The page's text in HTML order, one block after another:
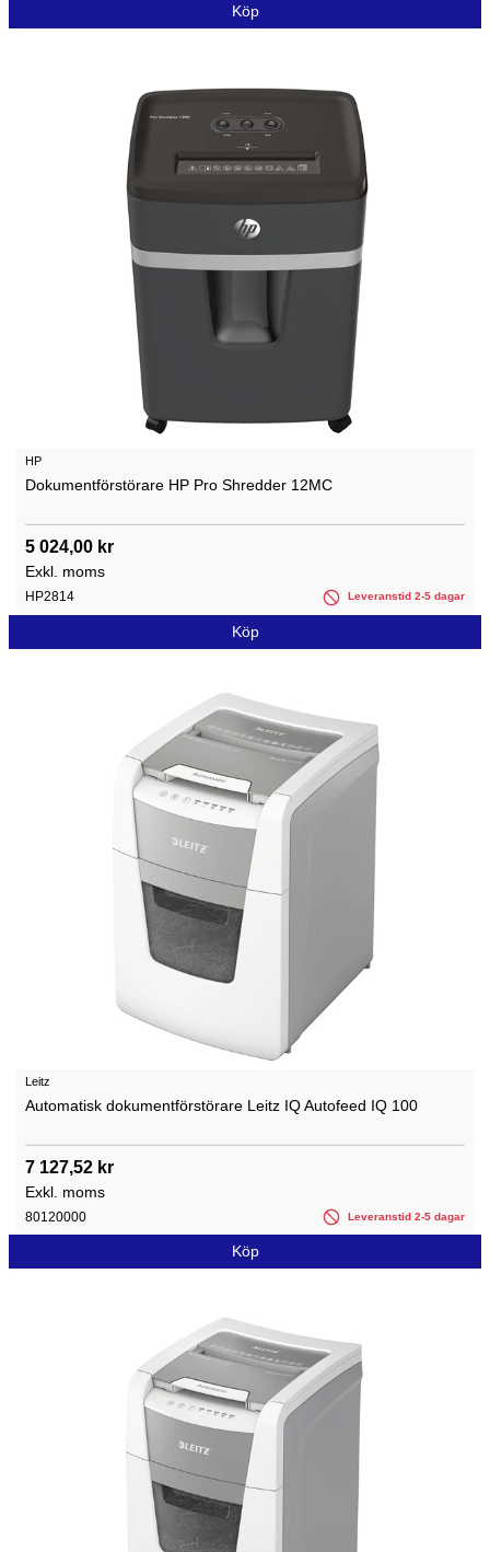
Köp
HP
Dokumentförstörare HP Pro Shredder 12MC
5 024,00 kr
Exkl. moms
HP2814 Leveranstid 2-5 dagar
Köp
Leitz
Automatisk dokumentförstörare Leitz IQ Autofeed IQ 100
7 127,52 kr
Exkl. moms
80120000 Leveranstid 2-5 dagar
Köp